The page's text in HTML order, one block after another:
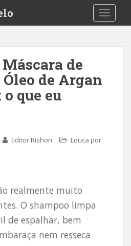
de
de Argan
que eu
Editor Rishon
Louca por
realmente muito
O shampoo limpa
de espalhar, bem
nem resseca